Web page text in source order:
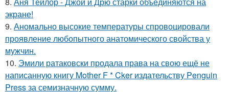
экране!
9. Аномально высокие температуры спровоцировали
проявление любопытного анатомического свойства у
мужчин.
10. Эмили ратаковски продала права на свою ещё не
написанную книгу Mother F * Cker издательству Penguin
Press за семизначную сумму.